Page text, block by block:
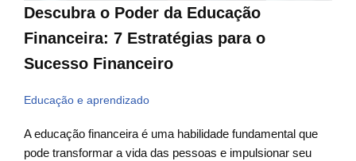
Descubra o Poder da Educação
Financeira: 7 Estratégias para o
Sucesso Financeiro
Educação e aprendizado
A educação financeira é uma habilidade fundamental que
pode transformar a vida das pessoas e impulsionar seu